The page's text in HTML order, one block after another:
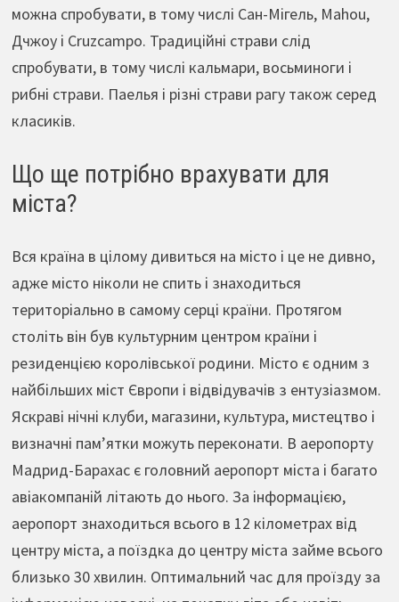
можна спробувати, в тому числі Сан-Мігель, Mahou,
Дчжоу і Cruzcampo. Традиційні страви слід
спробувати, в тому числі кальмари, восьминоги і
рибні страви. Паелья і різні страви рагу також серед
класиків.
Що ще потрібно врахувати для
міста?
Вся країна в цілому дивиться на місто і це не дивно,
адже місто ніколи не спить і знаходиться
територіально в самому серці країни. Протягом
століть він був культурним центром країни і
резиденцією королівської родини. Місто є одним з
найбільших міст Європи і відвідувачів з ентузіазмом.
Яскраві нічні клуби, магазини, культура, мистецтво і
визначні пам’ятки можуть переконати. В аеропорту
Мадрид-Барахас є головний аеропорт міста і багато
авіакомпаній літають до нього. За інформацією,
аеропорт знаходиться всього в 12 кілометрах від
центру міста, а поїздка до центру міста займе всього
близько 30 хвилин. Оптимальний час для проїзду за